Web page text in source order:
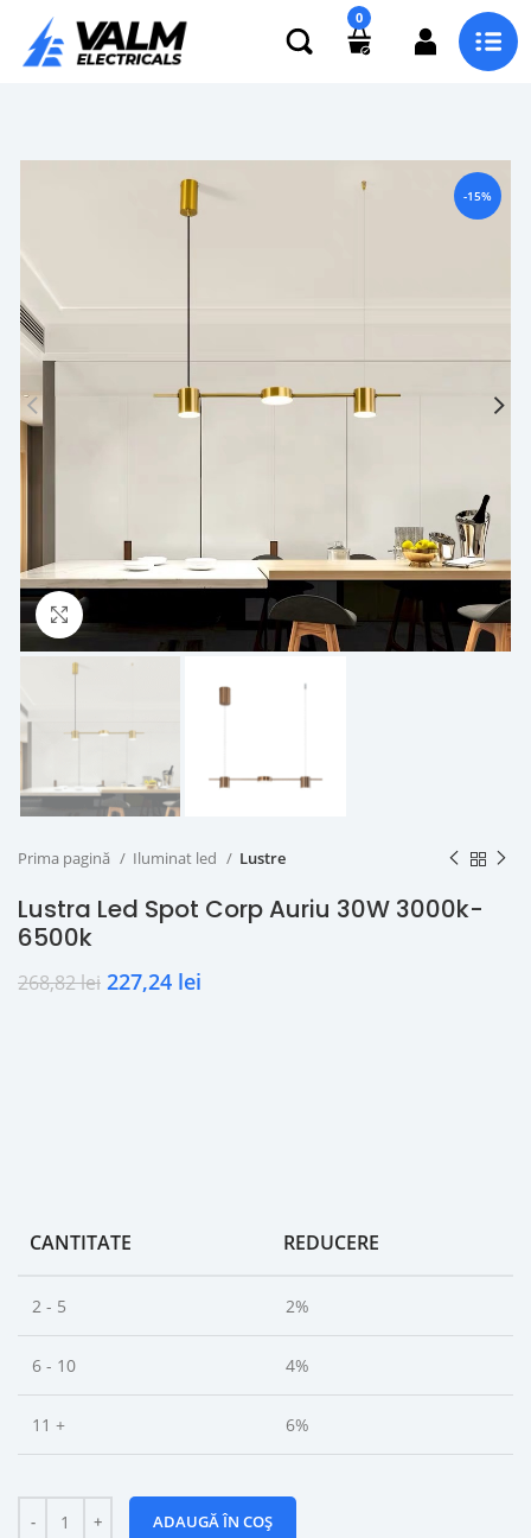
0
-15%
Prima pagină Iluminat led Lustre
Lustra Led Spot Corp Auriu 30W 3000k-
6500k
268,82lei 227,24 lei
CANTITATE REDUCERE
2 - 5 2%
6 - 10 4%
11 + 6%
ADAUGĂ ÎN COȘ